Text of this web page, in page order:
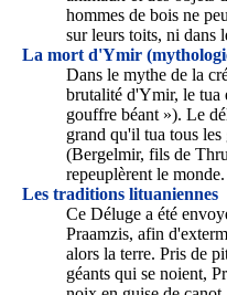
hommes de bois ne
sur leurs toits, ni dans
La mort d'Ymir
Dans le mythe de la
brutalité d'Ymir, le tua
gouffre béant »). Le
grand qu'il tua tous
(Bergelmir, fils de
repeuplèrent le monde.
Les traditions lituaniennes
Ce Déluge a été
Praamzis, afin
alors la terre. Pris de
géants qui se noient,